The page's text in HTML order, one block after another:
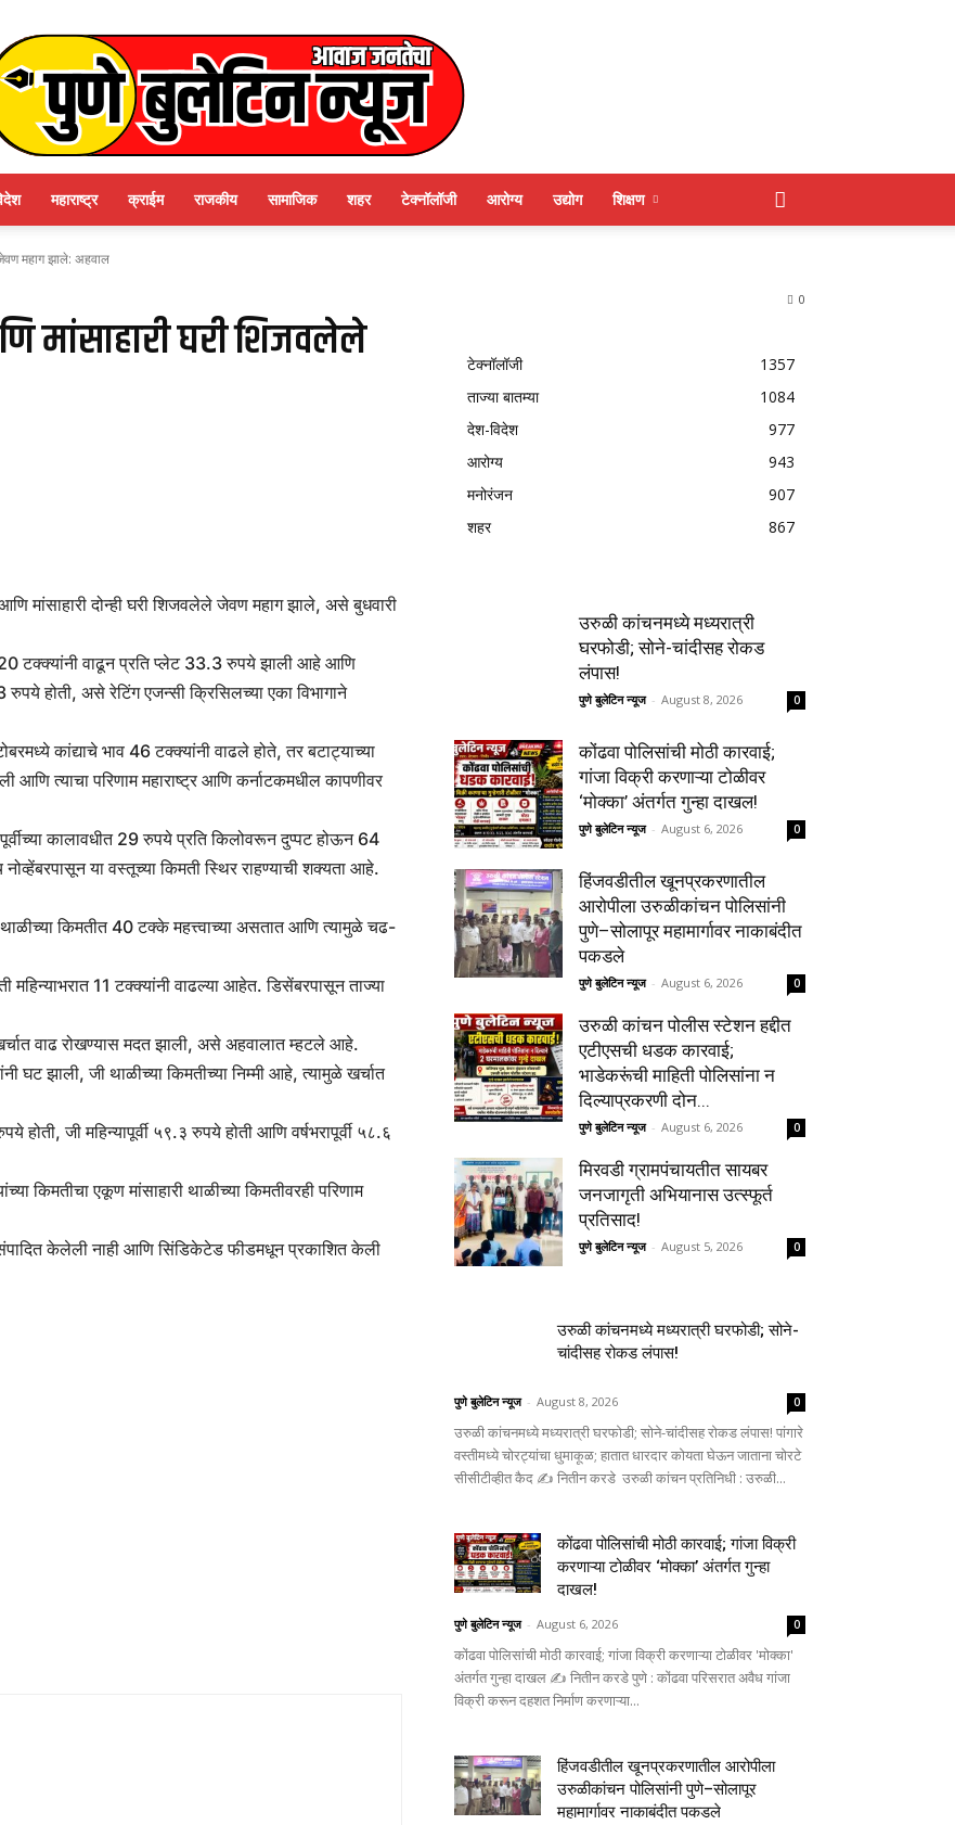
महाराष्ट्र क्राईम राजकीय सामाजिक शहर टेक्नॉलॉजी आरोग्य उद्योग शिक्षण
महाग झाले: अहवाल
मांसाहारी घरी शिजवलेले
मांसाहारी दोन्ही घरी शिजवलेले जेवण महाग झाले, असे बुधवारी
20 टक्क्यांनी वाढून प्रति प्लेट 33.3 रुपये झाली आहे आणि
होती, असे रेटिंग एजन्सी क्रिसिलच्या एका विभागाने
कांद्याचे भाव 46 टक्क्यांनी वाढले होते, तर बटाट्याच्या
आणि त्याचा परिणाम महाराष्ट्र आणि कर्नाटकमधील कापणीवर
कालावधीत 29 रुपये प्रति किलोवरून दुप्पट होऊन 64
या वस्तूच्या किमती स्थिर राहण्याची शक्यता आहे.
किमतीत 40 टक्के महत्त्वाच्या असतात आणि त्यामुळे चढ-
11 टक्क्यांनी वाढल्या आहेत. डिसेंबरपासून ताज्या
वाढ रोखण्यास मदत झाली, असे अहवालात म्हटले आहे.
घट झाली, जी थाळीच्या किमतीच्या निम्मी आहे, त्यामुळे खर्चात
जी महिन्यापूर्वी ५९.३ रुपये होती आणि वर्षभरापूर्वी ५८.६
किमतीचा एकूण मांसाहारी थाळीच्या किमतीवरही परिणाम
केलेली नाही आणि सिंडिकेटेड फीडमधून प्रकाशित केली
0
टेक्नॉलॉजी
1357
ताज्या बातम्या
1084
देश-विदेश
977
आरोग्य
943
मनोरंजन
907
शहर
867
उरुळी कांचनमध्ये मध्यरात्री
घरफोडी; सोने-चांदीसह रोकड
लंपास!
पुणे बुलेटिन न्यूज - August 8, 2026 0
कोंढवा पोलिसांची मोठी कारवाई;
गांजा विक्री करणाऱ्या टोळीवर
‘मोक्का’ अंतर्गत गुन्हा दाखल!
पुणे बुलेटिन न्यूज - August 6, 2026 0
हिंजवडीतील खूनप्रकरणातील
आरोपीला उरुळीकांचन पोलिसांनी
पुणे–सोलापूर महामार्गावर नाकाबंदीत
पकडले
पुणे बुलेटिन न्यूज - August 6, 2026 0
उरुळी कांचन पोलीस स्टेशन हद्दीत
एटीएसची धडक कारवाई;
भाडेकरूंची माहिती पोलिसांना न
दिल्याप्रकरणी दोन...
पुणे बुलेटिन न्यूज - August 6, 2026 0
मिरवडी ग्रामपंचायतीत सायबर
जनजागृती अभियानास उत्स्फूर्त
प्रतिसाद!
पुणे बुलेटिन न्यूज - August 5, 2026 0
उरुळी कांचनमध्ये मध्यरात्री घरफोडी; सोने-
चांदीसह रोकड लंपास!
पुणे बुलेटिन न्यूज - August 8, 2026 0
उरुळी कांचनमध्ये मध्यरात्री घरफोडी; सोने-चांदीसह रोकड लंपास! पांगारे
वस्तीमध्ये चोरट्यांचा धुमाकूळ; हातात धारदार कोयता घेऊन जाताना चोरटे
सीसीटीव्हीत कैद ✍️ नितीन करडे उरुळी कांचन प्रतिनिधी : उरुळी...
कोंढवा पोलिसांची मोठी कारवाई; गांजा विक्री
करणाऱ्या टोळीवर ‘मोक्का’ अंतर्गत गुन्हा
दाखल!
पुणे बुलेटिन न्यूज - August 6, 2026 0
कोंढवा पोलिसांची मोठी कारवाई; गांजा विक्री करणाऱ्या टोळीवर 'मोक्का'
अंतर्गत गुन्हा दाखल ✍️ नितीन करडे पुणे : कोंढवा परिसरात अवैध गांजा
विक्री करून दहशत निर्माण करणाऱ्या...
हिंजवडीतील खूनप्रकरणातील आरोपीला
उरुळीकांचन पोलिसांनी पुणे–सोलापूर
महामार्गावर नाकाबंदीत पकडले